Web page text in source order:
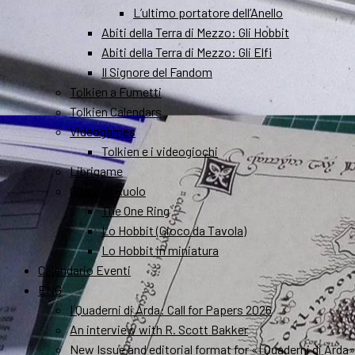
L’ultimo portatore dell’Anello
Abiti della Terra di Mezzo: Gli Hobbit
Abiti della Terra di Mezzo: Gli Elfi
Il Signore del Fandom
Tolkien a Fumetti
Tolkien Calendars
Videogames
Tolkien e i videogiochi
Librigame
Gioco di Ruolo
The One Ring
Lo Hobbit (Gioco da Tavola)
Lo Hobbit in miniatura
Calendario Eventi
ENG
I Quaderni di Arda: Call for Papers 2026
An interview with R. Scott Bakker
New Issue and editorial format for «I Quaderni di Arda»